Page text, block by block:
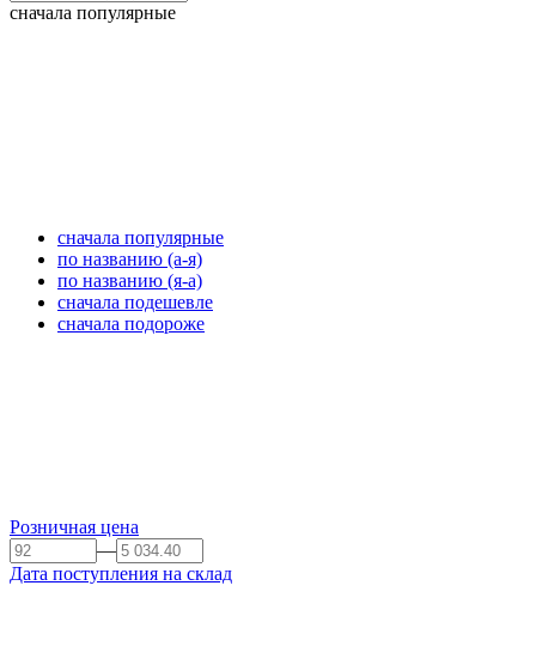
сначала популярные
сначала популярные
по названию (а-я)
по названию (я-а)
сначала подешевле
сначала подороже
Розничная цена
—
Дата поступления на склад